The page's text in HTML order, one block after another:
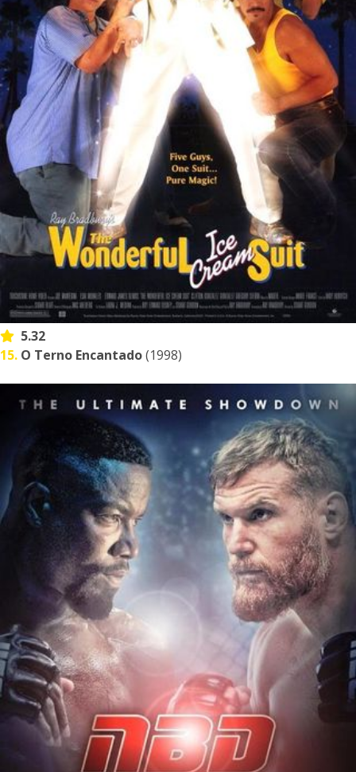
5.32
15. O Terno Encantado(1998)